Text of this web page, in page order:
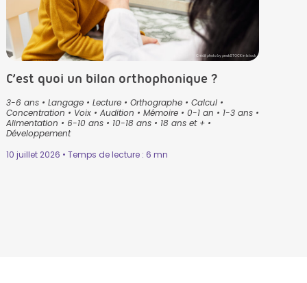
Crédit photo by peakSTOCK in Istock
C’est quoi un bilan orthophonique ?
3-6 ans• Langage• Lecture• Orthographe• Calcul•
Concentration • Voix• Audition • Mémoire• 0-1 an • 1-3 ans•
Alimentation • 6-10 ans• 10-18 ans• 18 ans et +•
Développement
10 juillet 2026 • Temps de lecture : 6 mn